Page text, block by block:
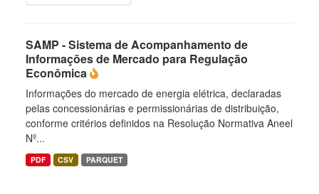
SAMP - Sistema de Acompanhamento de
Informações de Mercado para Regulação
Econômica
Informações do mercado de energia elétrica, declaradas
pelas concessionárias e permissionárias de distribuição,
conforme critérios definidos na Resolução Normativa Aneel
Nº...
PDF CSV PARQUET